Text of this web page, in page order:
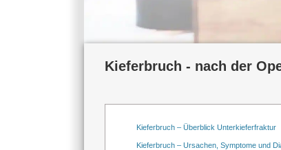
Kieferbruch - nach der
Kieferbruch – Überblick Unterkieferfraktur
Kieferbruch – Ursachen, Symptome und